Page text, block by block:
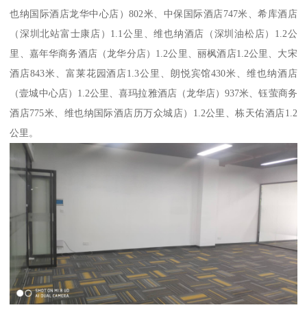
也纳国际酒店龙华中心店）802米、中保国际酒店747米、希库酒店
（深圳北站富士康店）1.1公里、维也纳酒店（深圳油松店）1.2公
里、嘉年华商务酒店（龙华分店）1.2公里、丽枫酒店1.2公里、大宋
酒店843米、富莱花园酒店1.3公里、朗悦宾馆430米、维也纳酒店
（壹城中心店）1.2公里、喜玛拉雅酒店（龙华店）937米、钰萤商务
酒店775米、维也纳国际酒店历万众城店）1.2公里、栋天佑酒店1.2
公里。